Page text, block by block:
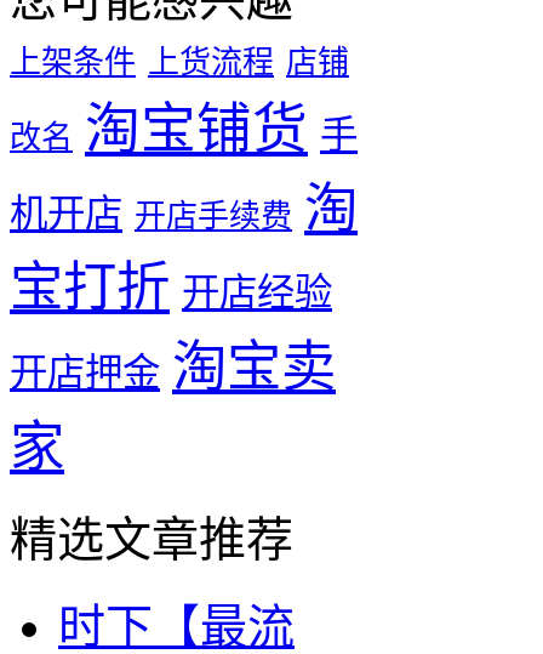
上架条件 上货流程 店铺
改名 淘宝铺货 手
机开店 开店手续费 淘
宝打折 开店经验
开店押金 淘宝卖
家
精选文章推荐
时下【最流